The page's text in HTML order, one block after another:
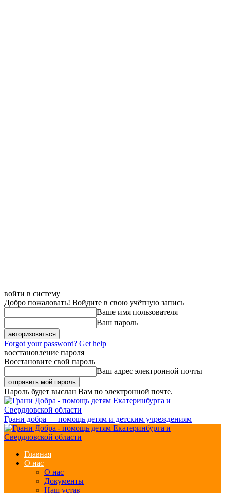
войти в систему
Добро пожаловать! Войдите в свою учётную запись
Ваше имя пользователя
Ваш пароль
Forgot your password? Get help
восстановление пароля
Восстановите свой пароль
Ваш адрес электронной почты
Пароль будет выслан Вам по электронной почте.
Грани добра — помощь детям и детским учреждениям
Главная
О нас
О нас
Документы
Наш устав